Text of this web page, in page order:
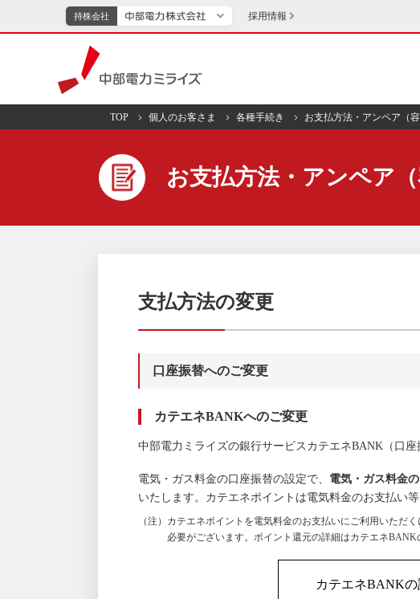
持株会社
持株会社
新成長分野・技術開発 キッズ・展示館
中部電力グループレポート
採用情報
中部電力ミライズ
TOP 個人のお客さま 各種手続き お支払方法・アンペア（
お支払方法・アンペア
支払方法の変更
口座振替へのご変更
カテエネBANKへのご変更
中部電力ミライズの銀行サービスカテエネBANK（口
電気・ガス料金の口座振替の設定で、 電気・ガス料金
いたします。カテエネポイントは電気料金のお支払い
（注）カテエネポイントを電気料金のお支払いにご利用いただ
必要がございます。ポイント還元の詳細はカテエネBANK
カテエネBANK